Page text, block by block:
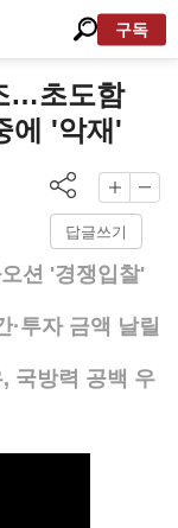
구독
…초도함
에 '악재'
답글쓰기
션 '경쟁입찰'
투자 금액 날릴
국방력 공백 우